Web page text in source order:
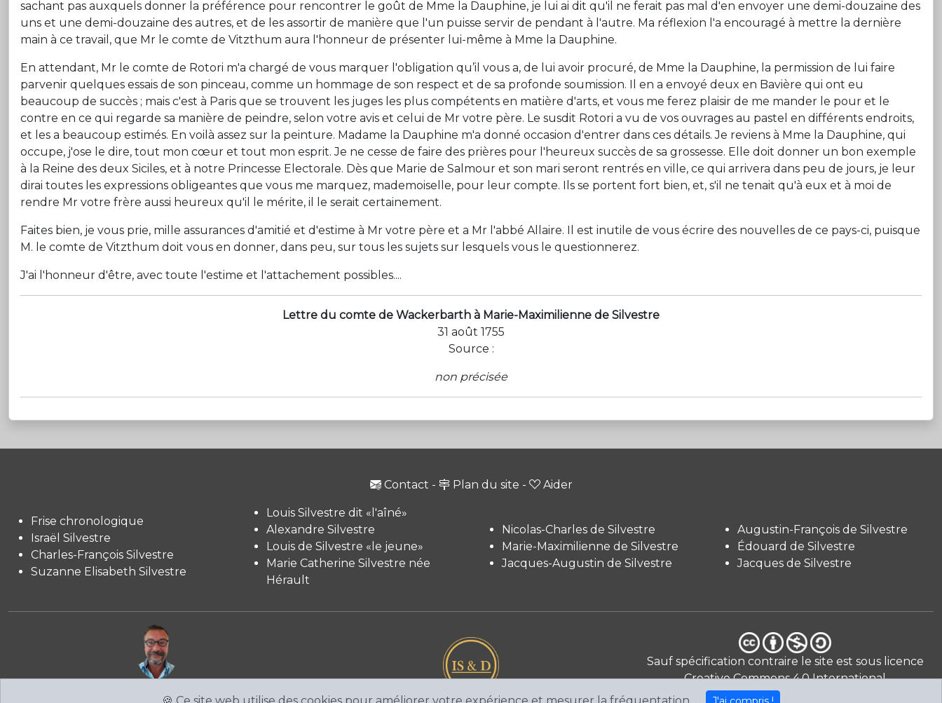
sachant pas auxquels donner la préférence pour rencontrer le goût de Mme la Dauphine, je lui ai dit qu'il ne ferait pas mal d'en envoyer une demi-douzaine des
uns et une demi-douzaine des autres, et de les assortir de manière que l'un puisse servir de pendant à l'autre. Ma réflexion l'a encouragé à mettre la dernière
main à ce travail, que Mr le comte de Vitzthum aura l'honneur de présenter lui-même à Mme la Dauphine.
En attendant, Mr le comte de Rotori m'a chargé de vous marquer l'obligation qu’il vous a, de lui avoir procuré, de Mme la Dauphine, la permission de lui faire
parvenir quelques essais de son pinceau, comme un hommage de son respect et de sa profonde soumission. Il en a envoyé deux en Bavière qui ont eu
beaucoup de succès ; mais c'est à Paris que se trouvent les juges les plus compétents en matière d'arts, et vous me ferez plaisir de me mander le pour et le
contre en ce qui regarde sa manière de peindre, selon votre avis et celui de Mr votre père. Le susdit Rotori a vu de vos ouvrages au pastel en différents endroits,
et les a beaucoup estimés. En voilà assez sur la peinture. Madame la Dauphine m'a donné occasion d'entrer dans ces détails. Je reviens à Mme la Dauphine, qui
occupe, j'ose le dire, tout mon cœur et tout mon esprit. Je ne cesse de faire des prières pour l'heureux succès de sa grossesse. Elle doit donner un bon exemple
à la Reine des deux Siciles, et à notre Princesse Electorale. Dès que Marie de Salmour et son mari seront rentrés en ville, ce qui arrivera dans peu de jours, je leur
dirai toutes les expressions obligeantes que vous me marquez, mademoiselle, pour leur compte. Ils se portent fort bien, et, s'il ne tenait qu'à eux et à moi de
rendre Mr votre frère aussi heureux qu'il le mérite, il le serait certainement.
Faites bien, je vous prie, mille assurances d'amitié et d'estime à Mr votre père et a Mr l'abbé Allaire. Il est inutile de vous écrire des nouvelles de ce pays-ci, puisque
M. le comte de Vitzthum doit vous en donner, dans peu, sur tous les sujets sur lesquels vous le questionnerez.
J'ai l'honneur d'être, avec toute l'estime et l'attachement possibles....
Lettre du comte de Wackerbarth à Marie-Maximilienne de Silvestre
31 août 1755
Source :
non précisée
Contact - Plan du site - Aider
Frise chronologique
Israël Silvestre
Charles-François Silvestre
Suzanne Elisabeth Silvestre
Louis Silvestre dit «l'aîné»
Alexandre Silvestre
Louis de Silvestre «le jeune»
Marie Catherine Silvestre née
Hérault
Nicolas-Charles de Silvestre
Marie-Maximilienne de Silvestre
Jacques-Augustin de Silvestre
Augustin-François de Silvestre
Édouard de Silvestre
Jacques de Silvestre
Sauf spécification contraire le site est sous licence
Creative Commons 4.0 International
CC BY-NC-SA